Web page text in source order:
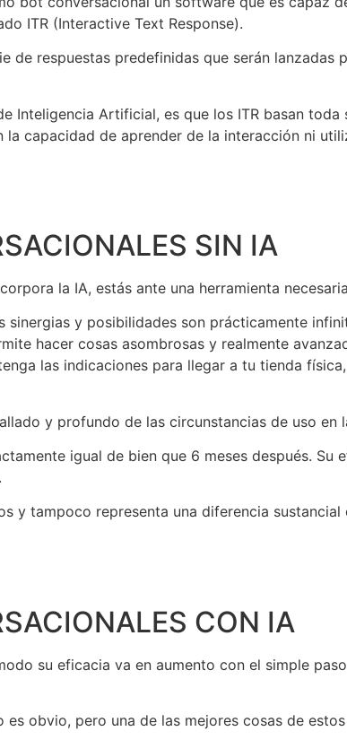
ITR (Interactive Text Response).
respuestas predefinidas que serán lanzadas
Inteligencia Artificial, es que los ITR basan
capacidad de aprender de la interacción ni
SIN IA
la IA, estás ante una herramienta
y posibilidades son prácticamente
hacer cosas asombrosas y realmente
las indicaciones para llegar a tu tienda
y profundo de las circunstancias de uso en
igual de bien que 6 meses después. Su
y tampoco representa una diferencia
CON IA
su eficacia va en aumento con el simple
obvio, pero una de las mejores cosas de